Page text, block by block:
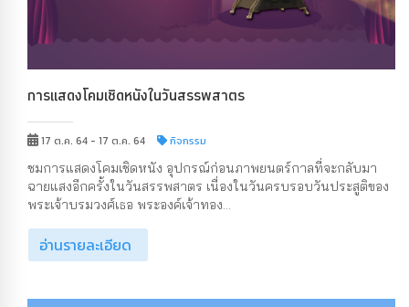
การแสดงโคมเชิดหนังในวันสรรพสาตร
17 ต.ค. 64 - 17 ต.ค. 64 กิจกรรม
ชมการแสดงโคมเชิดหนัง อุปกรณ์ก่อนภาพยนตร์กาลที่จะกลับมา
ฉายแสงอีกครั้งในวันสรรพสาตร เนื่องในวันครบรอบวันประสูติของ
พระเจ้าบรมวงศ์เธอ พระองค์เจ้าทอง...
อ่านรายละเอียด